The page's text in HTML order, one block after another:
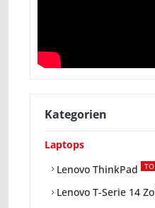
Kategorien
Laptops
Lenovo ThinkPad
Lenovo T-Serie 14